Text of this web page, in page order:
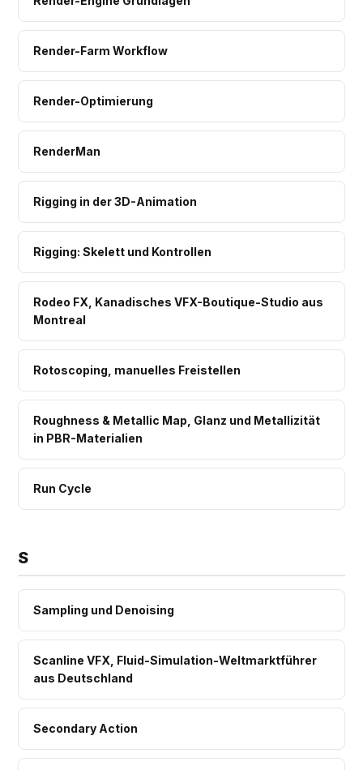
Render-Farm Workflow
Render-Optimierung
RenderMan
Rigging in der 3D-Animation
Rigging: Skelett und Kontrollen
Rodeo FX, Kanadisches VFX-Boutique-Studio aus
Montreal
Rotoscoping, manuelles Freistellen
Roughness & Metallic Map, Glanz und Metallizität
in PBR-Materialien
Run Cycle
S
Sampling und Denoising
Scanline VFX, Fluid-Simulation-Weltmarktführer
aus Deutschland
Secondary Action